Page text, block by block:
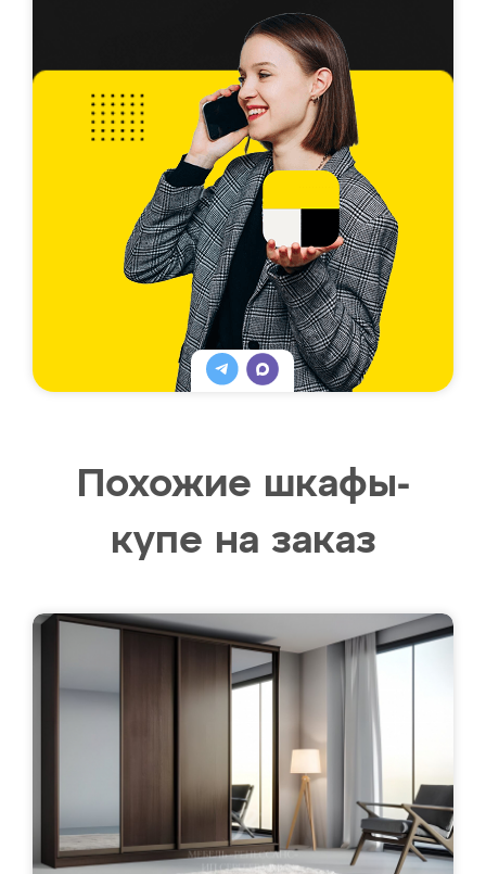
Похожие шкафы-
купе на заказ